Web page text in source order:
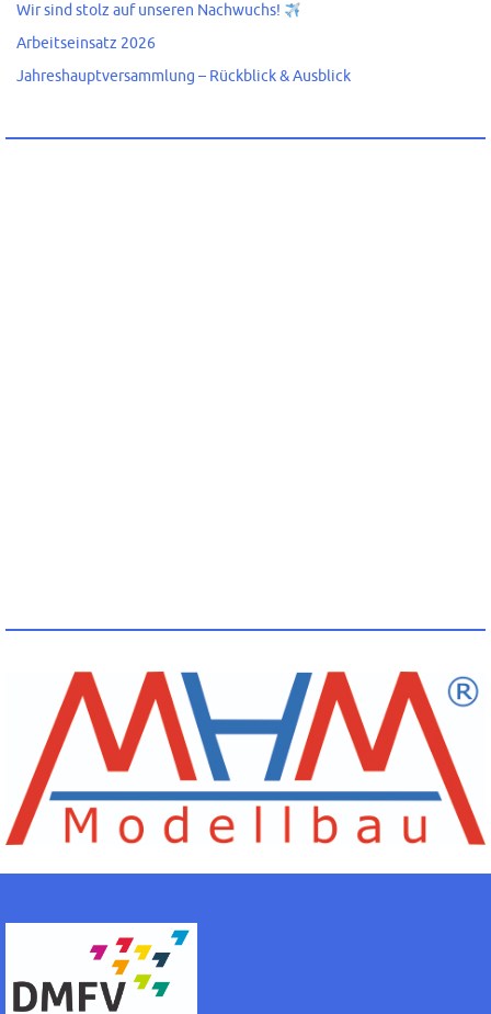
Wir sind stolz auf unseren Nachwuchs!
Arbeitseinsatz 2026
Jahreshauptversammlung – Rückblick & Ausblick